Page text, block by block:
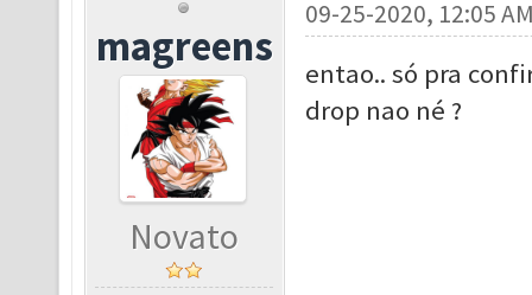
magreens
Novato
09-25-2020, 12:05
entao.. só pra
drop nao né ?